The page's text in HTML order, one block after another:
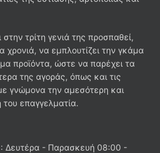
τρίτη γενιά της προσπαθεί,
να εμπλουτίζει την γκάμα
προϊόντα, ώστε να παρέχει τα
της αγοράς, όπως και τις
γνώμονα την αμεσότερη και
επαγγελματία.
: Δευτέρα - Παρασκευή 08:00 -